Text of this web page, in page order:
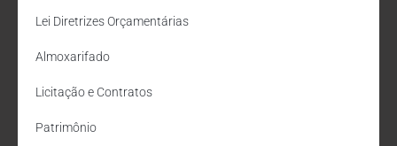
Lei Diretrizes Orçamentárias
Almoxarifado
Licitação e Contratos
Patrimônio